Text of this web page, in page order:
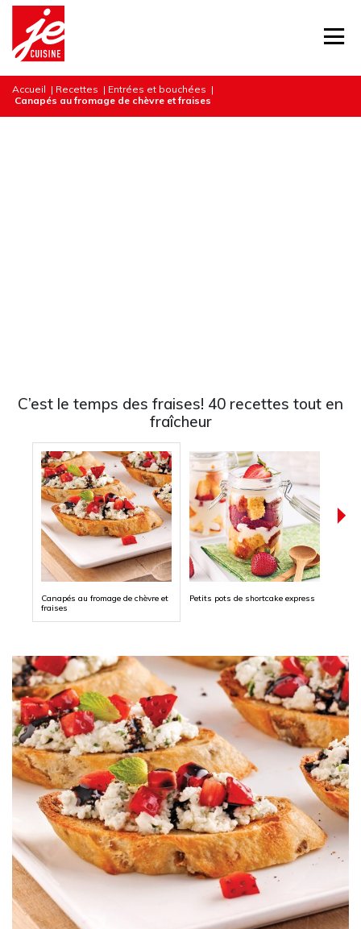
Accueil | Recettes | Entrées et bouchées |
Canapés au fromage de chèvre et fraises
C’est le temps des fraises! 40 recettes tout en
fraîcheur
Canapés au fromage de chèvre et
fraises
Petits pots de shortcake express